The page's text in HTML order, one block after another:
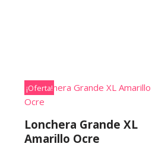
¡Oferta!
Lonchera Grande XL
Amarillo Ocre